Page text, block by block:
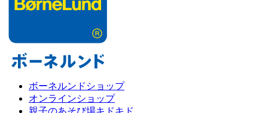
ボーネルンドショップ
オンラインショップ
親子のあそび場キドキド